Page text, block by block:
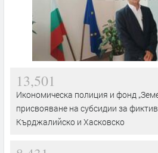
13,501
Икономическа полиция и фонд
присвояване на субсидии за
Кърджалийско и Хасковско